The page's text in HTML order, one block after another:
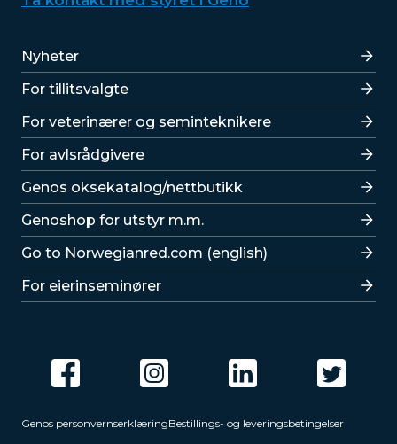
Lenker
Nyheter
For tillitsvalgte
For veterinærer og seminteknikere
For avlsrådgivere
Lenker
Genos oksekatalog/nettbutikk
Genoshop for utstyr m.m.
Go to Norwegianred.com (english)
For eierinseminører
Genos personvernserklæringBestillings- og leveringsbetingelser